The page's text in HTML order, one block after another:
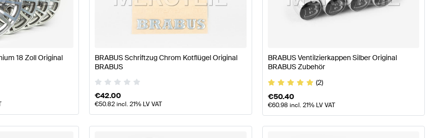
18 Zoll Original
BRABUS Schriftzug Chrom Kotflügel Original
BRABUS
€42.00
€50.82incl. 21% LV VAT
BRABUS Ventilzierkappen Silber Original
BRABUS Zubehör
(2)
€50.40
€60.98 incl. 21% LV VAT